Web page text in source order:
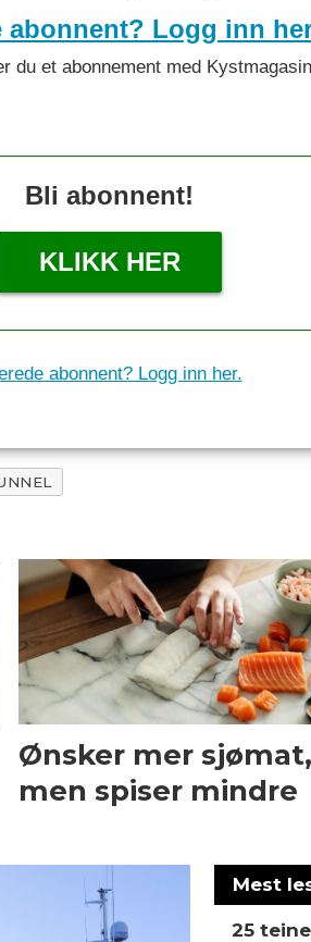
abonnent? Logg inn
du et abonnement med
Bli abonnent!
KLIKK HER
abonnent? Logg inn her.
Ønsker mer sjømat,
men spiser mindre
Mest
25